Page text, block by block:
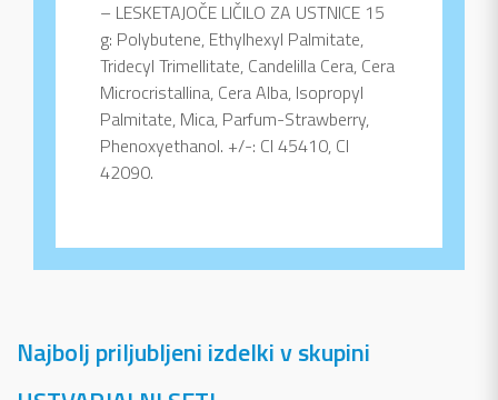
– LESKETAJOČE LIČILO ZA USTNICE 15
g: Polybutene, Ethylhexyl Palmitate,
Tridecyl Trimellitate, Candelilla Cera, Cera
Microcristallina, Cera Alba, Isopropyl
Palmitate, Mica, Parfum-Strawberry,
Phenoxyethanol. +/-: CI 45410, CI
42090.
Najbolj priljubljeni izdelki v skupini